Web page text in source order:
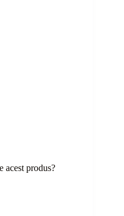
acest produs?